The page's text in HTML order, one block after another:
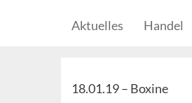
Aktuelles Handel
18.01.19 – Boxine